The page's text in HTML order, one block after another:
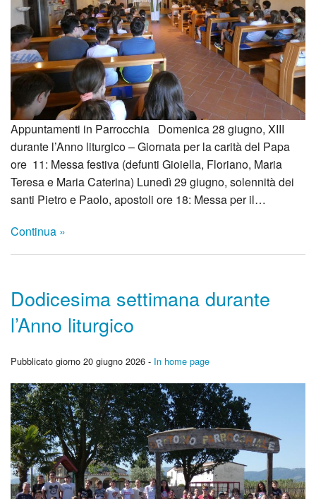
Appuntamenti in Parrocchia Domenica 28 giugno, XIII
durante l’Anno liturgico – Giornata per la carità del Papa
ore 11: Messa festiva (defunti Gioiella, Floriano, Maria
Teresa e Maria Caterina) Lunedì 29 giugno, solennità dei
santi Pietro e Paolo, apostoli ore 18: Messa per il…
Continua »
Dodicesima settimana durante
l’Anno liturgico
Pubblicato giorno 20 giugno 2026 - In home page